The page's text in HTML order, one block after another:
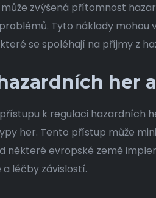
zvýšená přítomnost
Tyto náklady mohou
se spoléhají na příjmy z
her
k regulaci hazardních
her. Tento přístup může
některé evropské země
léčby závislostí.